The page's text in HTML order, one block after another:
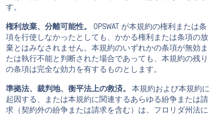
す。
権利放棄、分離可能性。
OPSWAT が本規約の権利または条
項を行使しなかったとしても、かかる権利または条項の放
棄とはみなされません。本規約のいずれかの条項が無効ま
たは執行不能と判断された場合であっても、本規約の残り
の条項は完全な効力を有するものとします。
準拠法、裁判地、衡平法上の救済。 本規約および本規約に
起因する、または本規約に関連するあらゆる紛争または請
求（契約外の紛争または請求を含む）は、フロリダ州法に